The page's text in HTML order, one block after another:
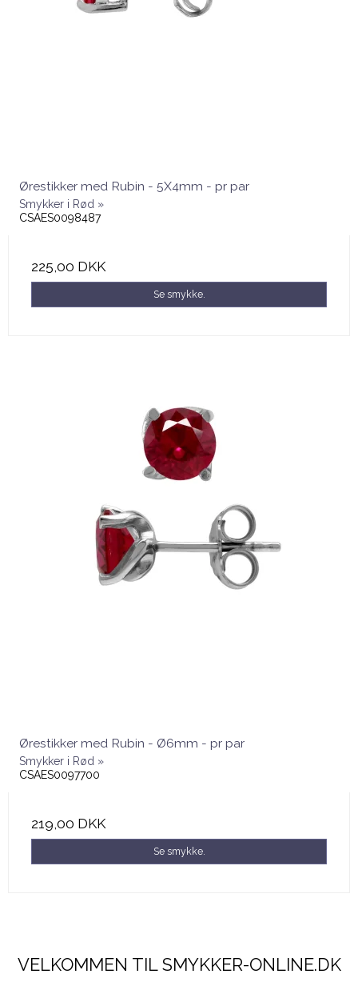
Ørestikker med Rubin - 5X4mm - pr par
Smykker i Rød »
CSAES0098487
225,00 DKK
Se smykke.
Ørestikker med Rubin - Ø6mm - pr par
Smykker i Rød »
CSAES0097700
219,00 DKK
Se smykke.
VELKOMMEN TIL SMYKKER-ONLINE.DK